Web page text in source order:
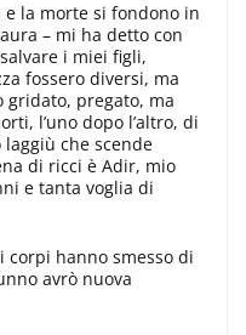
e la morte si fondono in
– mi ha detto con
i miei figli,
fossero diversi, ma
gridato, pregato, ma
l’uno dopo l’altro, di
che scende
di ricci è Adir, mio
e tanta voglia di
corpi hanno smesso di
avrò nuova